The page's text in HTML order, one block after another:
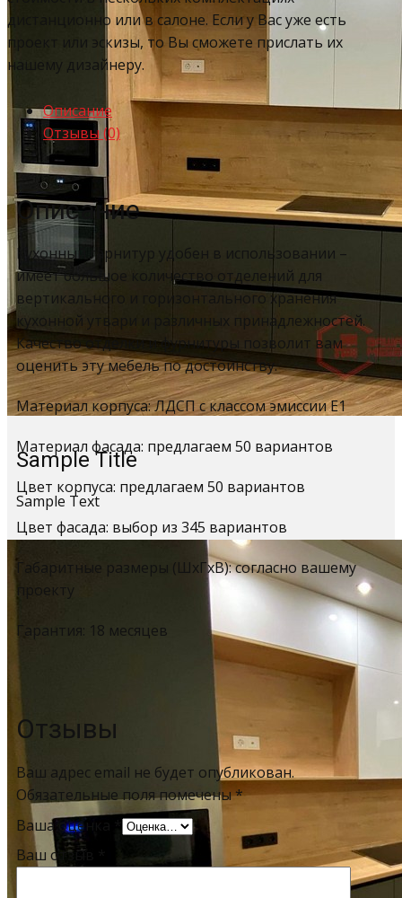
Sample Title
Sample Text
дистанционно или в салоне. Если у Вас уже есть
проект или эскизы, то Вы сможете прислать их
нашему дизайнеру.
Описание
Отзывы (0)
Описание
Кухонный гарнитур удобен в использовании –
имеет большое количество отделений для
вертикального и горизонтального хранения
кухонной утвари и различных принадлежностей.
Качество отделки и фурнитуры позволит вам
оценить эту мебель по достоинству.
Материал корпуса: ЛДСП с классом эмиссии Е1
Материал фасада: предлагаем 50 вариантов
Цвет корпуса: предлагаем 50 вариантов
Цвет фасада: выбор из 345 вариантов
Габаритные размеры (ШхГхВ): согласно вашему
проекту
Гарантия: 18 месяцев
Отзывы
Ваш адрес email не будет опубликован.
Обязательные поля помечены*
Ваша оценка
Ваш отзыв